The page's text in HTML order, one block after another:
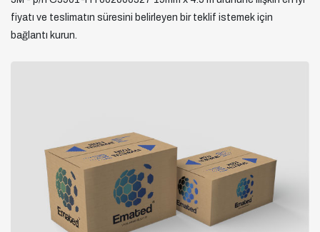
fiyatı ve teslimatın süresini belirleyen bir teklif istemek için
bağlantı kurun.